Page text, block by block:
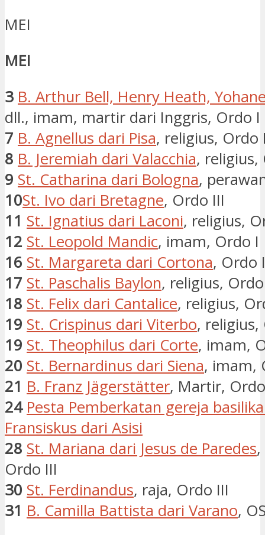
MEI
MEI
3 B. Arthur Bell, Henry Heath,
dll., imam, martir dari Inggris, Ordo I
7 B. Agnellus dari Pisa, religius, Ordo
8 B. Jeremiah dari Valacchia, religius,
9 St. Catharina dari Bologna,
10St. Ivo dari Bretagne, Ordo III
11 St. Ignatius dari Laconi, religius,
12 St. Leopold Mandic, imam, Ordo I
16 St. Margareta dari Cortona, Ordo
17 St. Paschalis Baylon, religius,
18 St. Felix dari Cantalice, religius,
19 St. Crispinus dari Viterbo, religius,
19 St. Theophilus dari Corte, imam,
20 St. Bernardinus dari Siena, imam,
21 B. Franz Jägerstätter, Martir,
24 Pesta Pemberkatan gereja
Fransiskus dari Asisi
28 St. Mariana dari Jesus de Paredes
Ordo III
30 St. Ferdinandus, raja, Ordo III
31 B. Camilla Battista dari Varano,